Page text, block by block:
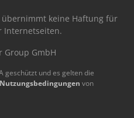
übernimmt keine Haftung für
Internetseiten.
Group GmbH
geschützt und es gelten die
Nutzungsbedingungen von